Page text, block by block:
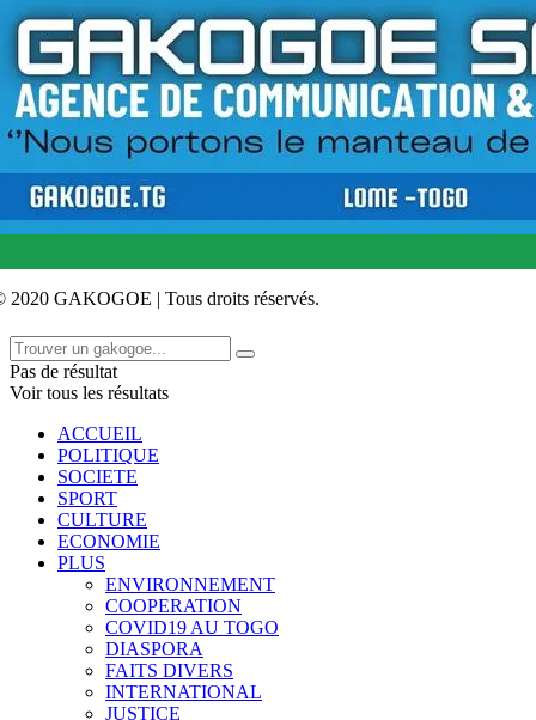
2020 GAKOGOE | Tous droits réservés.
Pas de résultat
Voir tous les résultats
ACCUEIL
POLITIQUE
SOCIETE
SPORT
CULTURE
ECONOMIE
PLUS
ENVIRONNEMENT
COOPERATION
COVID19 AU TOGO
DIASPORA
FAITS DIVERS
INTERNATIONAL
JUSTICE